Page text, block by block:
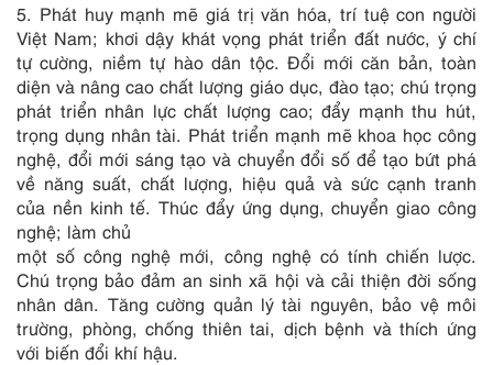
5. Phát huy mạnh mẽ giá trị văn hóa, trí tuệ con người
Việt Nam; khơi dậy khát vọng phát triển đất nước, ý chí
tự cường, niềm tự hào dân tộc. Đổi mới căn bản, toàn
diện và nâng cao chất lượng giáo dục, đào tạo; chú trọng
phát triển nhân lực chất lượng cao; đẩy mạnh thu hút,
trọng dụng nhân tài. Phát triển mạnh mẽ khoa học công
nghệ, đổi mới sáng tạo và chuyển đổi số để tạo bứt phá
về năng suất, chất lượng, hiệu quả và sức cạnh tranh
của nền kinh tế. Thúc đẩy ứng dụng, chuyển giao công
nghệ; làm chủ
một số công nghệ mới, công nghệ có tính chiến lược.
Chú trọng bảo đảm an sinh xã hội và cải thiện đời sống
nhân dân. Tăng cường quản lý tài nguyên, bảo vệ môi
trường, phòng, chống thiên tai, dịch bệnh và thích ứng
với biến đổi khí hậu.